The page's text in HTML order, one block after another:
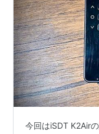
今回はiSDT K2Air